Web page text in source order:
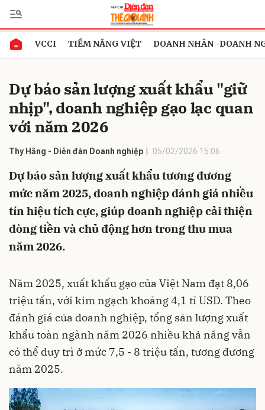
VCCI TIỀM NĂNG VIỆT DOANH NHÂN -DOANH
Dự báo sản lượng xuất khẩu "giữ
nhịp", doanh nghiệp gạo lạc quan
với năm 2026
Thy Hằng - Diễn đàn Doanh nghiệp 05/02/2026 15:06
Dự báo sản lượng xuất khẩu tương đương
mức năm 2025, doanh nghiệp đánh giá nhiều
tín hiệu tích cực, giúp doanh nghiệp cải thiện
dòng tiền và chủ động hơn trong thu mua
năm 2026.
Năm 2025, xuất khẩu gạo của Việt Nam đạt 8,06
triệu tấn, với kim ngạch khoảng 4,1 tỉ USD. Theo
đánh giá của doanh nghiệp, tổng sản lượng xuất
khẩu toàn ngành năm 2026 nhiều khả năng vẫn
có thể duy trì ở mức 7,5 - 8 triệu tấn, tương đương
năm 2025.
Gửi bình luận
Hủy Gửi